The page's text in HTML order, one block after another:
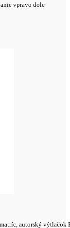
vpravo dole
autorský výtlačok